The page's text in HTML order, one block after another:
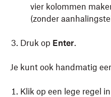
vier kolommen
(zonder
Druk op Enter.
Je kunt ook handmatig
Klik op een lege regel